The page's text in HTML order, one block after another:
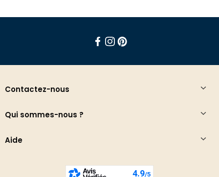
Contactez-nous
Qui sommes-nous ?
Aide